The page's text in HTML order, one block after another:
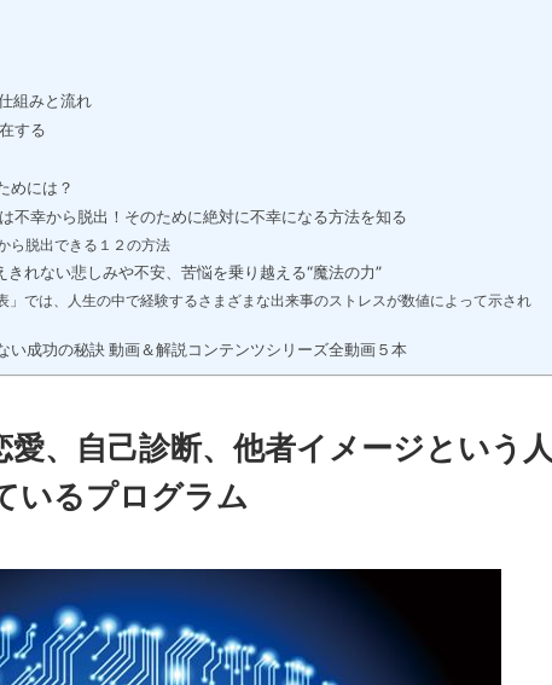
組みと流れ
する
めには？
不幸から脱出！そのために絶対に不幸になる方法を知る
ら脱出できる１２の方法
れない悲しみや不安、苦悩を乗り越える“魔法の力”
」では、人生の中で経験するさまざまな出来事のストレスが数値によって示され
い成功の秘訣 動画＆解説コンテンツシリーズ全動画５本
、自己診断、他者イメージという人
いるプログラム